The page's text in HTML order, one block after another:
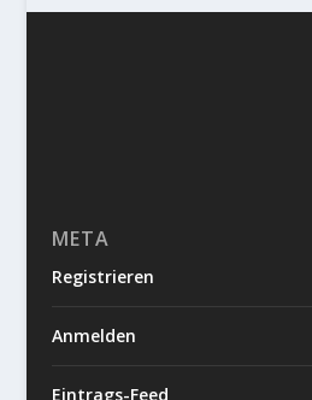
META
Registrieren
Anmelden
Eintrags-Feed